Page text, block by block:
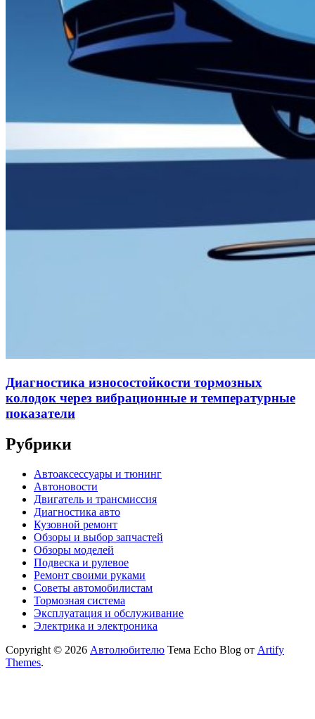
Диагностика износостойкости тормозных
колодок через вибрационные и температурные
показатели
Рубрики
Автоаксессуары и тюнинг
Автоновости
Двигатель и трансмиссия
Диагностика авто
Кузовной ремонт
Обзоры и выбор запчастей
Обзоры моделей
Подвеска и рулевое
Ремонт своими руками
Советы автомобилистам
Тормозная система
Эксплуатация и обслуживание
Электрика и электроника
Copyright © 2026 Автолюбителю Тема Echo Blog от Artify
Themes.